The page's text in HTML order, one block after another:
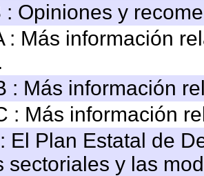
: Opiniones y
: Más información
: Más información
: Más información
El Plan Estatal de
sectoriales y las